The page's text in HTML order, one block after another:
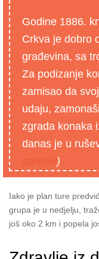
Godine 1886.
Crkva je dobro
građevina, sa
Za podizanje
zamisao da
udaju,
zgrada konaka
danas je u
parkovi)
Iako je plan ture
grupa je u nedjelju,
još oko 2 km i popela